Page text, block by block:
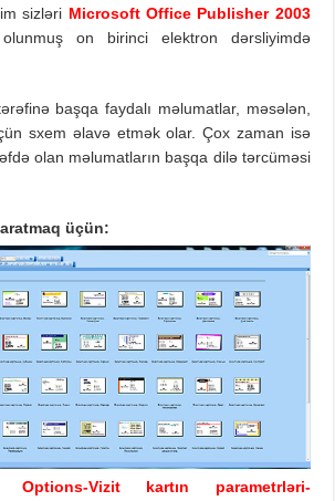
sizləri Microsoft Office Publisher 2003
on birinci elektron dərsliyimdə
başqa faydalı məlumatlar, məsələn,
sxem əlavə etmək olar. Çox zaman isə
olan məlumatların başqa dilə tərcüməsi
üçün:
Vizit kartın parametrləri-